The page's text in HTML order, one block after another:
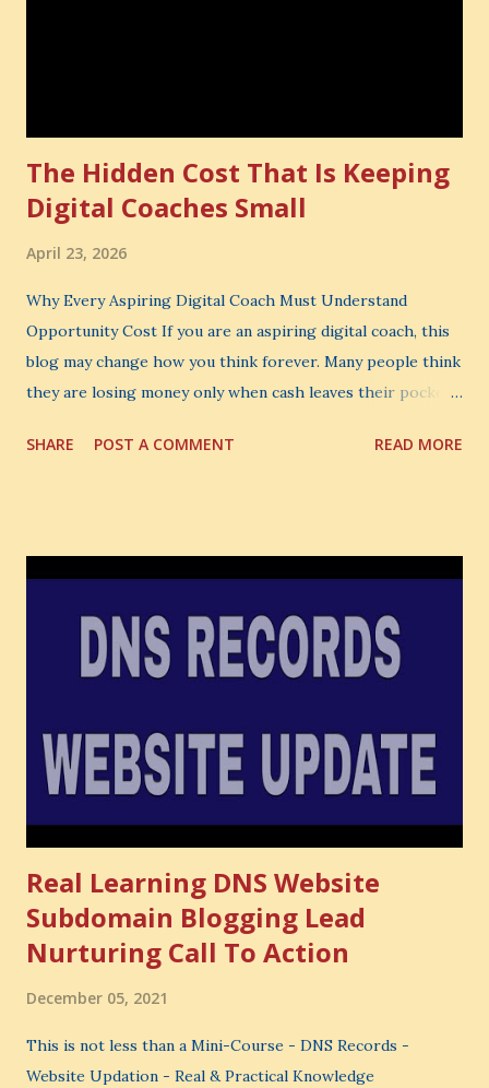
The Hidden Cost That Is Keeping
Digital Coaches Small
April 23, 2026
Why Every Aspiring Digital Coach Must Understand
Opportunity Cost If you are an aspiring digital coach, this
blog may change how you think forever. Many people think
they are losing money only when cash leaves their pocket.
the one you never notice. It is the money you could have
Cost . What Is Opportunity Cost? The Simple Meaning
also lose the chance to choose something better. This is a
very powerful idea. As a digital coach, every day you are
choose where to spend your money. You choose what to
learn. You choose what to avoid. And even when you do
not...
SHARE POST A COMMENT READ MORE
Real Learning DNS Website
Subdomain Blogging Lead
Nurturing Call To Action
December 05, 2021
This is not less than a Mini-Course - DNS Records -
Website Updation - Real & Practical Knowledge